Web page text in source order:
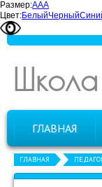
Размер:ААА
Цвет:БелыйЧерный
ГЛАВНАЯ
ГЛАВНАЯ